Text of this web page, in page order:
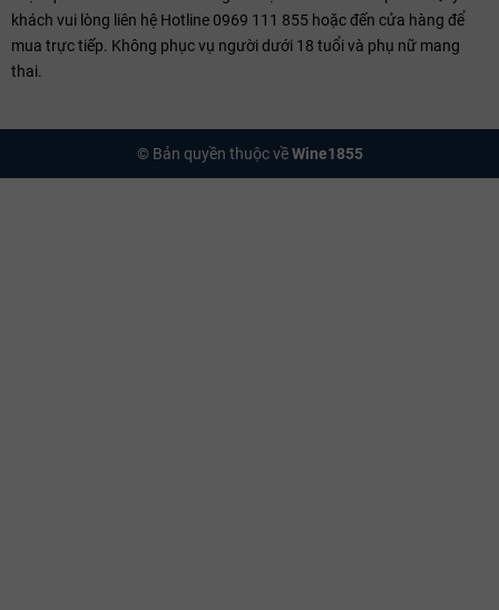
khách vui lòng liên hệ Hotline 0969 111 855 hoặc đến cửa hàng để
mua trực tiếp. Không phục vụ người dưới 18 tuổi và phụ nữ mang
thai.
© Bản quyền thuộc vềWine1855